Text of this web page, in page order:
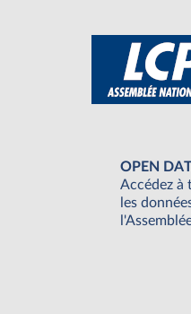
OPEN
Accédez à
les